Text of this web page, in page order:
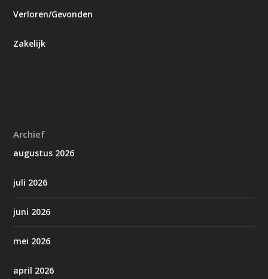
Verloren/Gevonden
Zakelijk
Archief
augustus 2026
juli 2026
juni 2026
mei 2026
april 2026